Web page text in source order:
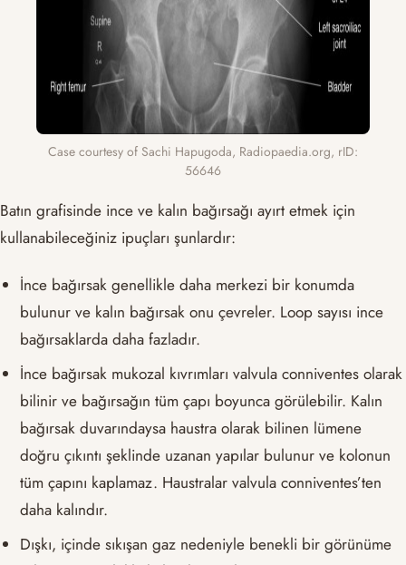
Case courtesy of Sachi Hapugoda, Radiopaedia.org, rID:
56646
Batın grafisinde ince ve kalın bağırsağı ayırt etmek için
kullanabileceğiniz ipuçları şunlardır:
İnce bağırsak genellikle daha merkezi bir konumda
bulunur ve kalın bağırsak onu çevreler. Loop sayısı ince
bağırsaklarda daha fazladır.
İnce bağırsak mukozal kıvrımları valvula conniventes olarak
bilinir ve bağırsağın tüm çapı boyunca görülebilir. Kalın
bağırsak duvarındaysa haustra olarak bilinen lümene
doğru çıkıntı şeklinde uzanan yapılar bulunur ve kolonun
tüm çapını kaplamaz. Haustralar valvula conniventes’ten
daha kalındır.
Dışkı, içinde sıkışan gaz nedeniyle benekli bir görünüme